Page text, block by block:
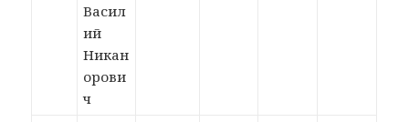
Васил
ий
Никан
орови
ч